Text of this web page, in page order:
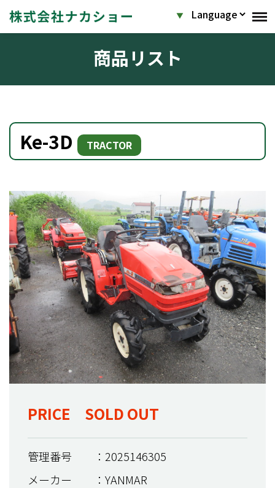
商品リスト
Ke-3D TRACTOR
PRICE SOLD OUT
管理番号
：2025146305
メーカー
：YANMAR